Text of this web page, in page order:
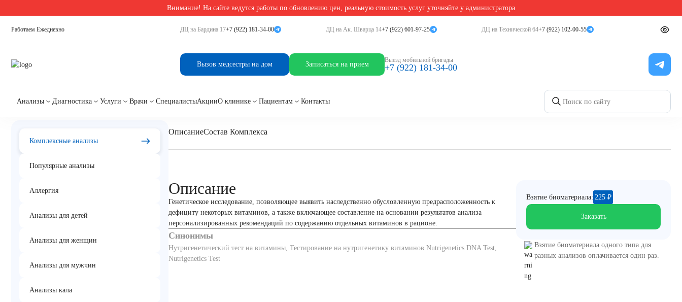
Внимание! На сайте ведутся работы по обновлению цен, реальную стоимость услуг уточняйте у администратора
Работаем Ежедневно ДЦ на Бардина 17+7 (922) 181-34-00 ДЦ на Ак. Шварца 14+7 (922) 601-97-25 ДЦ на Технической 64+7 (922) 102-00-55
Вызов медсестры на дом Записаться на прием
Выезд мобильной бригады
+7 (922) 181-34-00
Анализы Диагностика Услуги Врачи СпециалистыАкцииО клинике Пациентам Контакты
Главная/Комплексные анализы в Екатеринбурге Панель «Нутригенетика – витамины»
Панель «Нутригенетика – витамины»
Комплексные анализы
Популярные анализы
Аллергия
Анализы для детей
Анализы для женщин
Анализы для мужчин
Анализы кала
ОписаниеСостав Комплекса
Описание
Генетическое исследование, позволяющее выявить наследственно обусловленную предрасположенность к
дефициту некоторых витаминов, а также включающее составление на основании результатов анализа
персонализированных рекомендаций по содержанию отдельных витаминов в рационе.
Синонимы
Нутригенетический тест на витамины, Тестирование на нутригенетику витаминов Nutrigenetics DNA Test,
Nutrigenetics Test
Взятие биоматериала: 225 ₽
Заказать
Взятие биоматериала одного типа для
разных анализов оплачивается один раз.